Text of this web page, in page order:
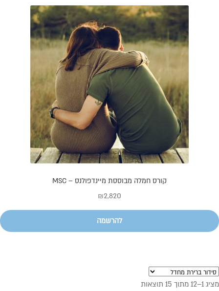
קורס חמלה מבוססת מיינדפולנס – MSC
₪2,820
להרשמה
מציג 1–12 מתוך 15 תוצאות